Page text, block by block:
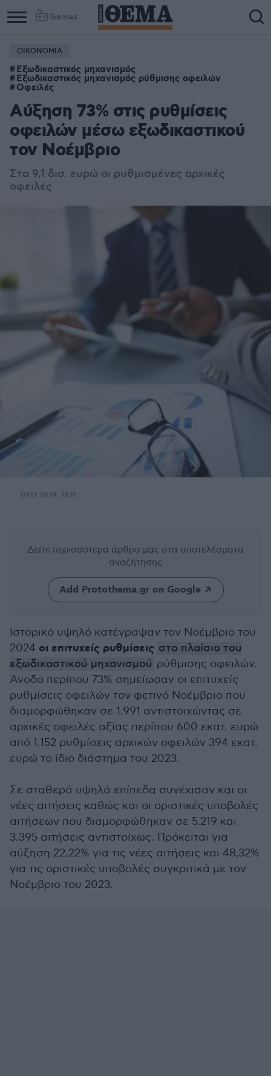
Games
ΟΙΚΟΝΟΜΙΑ
Εξωδικαστικός μηχανισμός
Eξωδικαστικός μηχανισμός ρύθμισης οφειλών
Οφειλές
Αύξηση 73% στις ρυθμίσεις
οφειλών μέσω εξωδικαστικού
τον Νοέμβριο
Στα 9,1 δισ. ευρώ οι ρυθμισμένες αρχικές
οφειλές
09.12.2024, 13:11
Δείτε περισσότερα άρθρα μας στα αποτελέσματα
αναζήτησης
Add Protothema.gr on Google
Ιστορικό υψηλό κατέγραψαν τον Νοέμβριο του
2024 οι επιτυχείς ρυθμίσεις στο πλαίσιο του
εξωδικαστικού μηχανισμού ρύθμισης οφειλών.
Άνοδο περίπου 73% σημείωσαν οι επιτυχείς
ρυθμίσεις οφειλών τον φετινό Νοέμβριο που
διαμορφώθηκαν σε 1.991 αντιστοιχώντας σε
αρχικές οφειλές αξίας περίπου 600 εκατ. ευρώ
από 1.152 ρυθμίσεις αρχικών οφειλών 394 εκατ.
ευρώ το ίδιο διάστημα του 2023.
Σε σταθερά υψηλά επίπεδα συνέχισαν και οι
νέες αιτήσεις καθώς και οι οριστικές υποβολές
αιτήσεων που διαμορφώθηκαν σε 5.219 και
3.395 αιτήσεις αντιστοίχως. Πρόκειται για
αύξηση 22,22% για τις νέες αιτήσεις και 48,32%
για τις οριστικές υποβολές συγκριτικά με τον
Νοέμβριο του 2023.